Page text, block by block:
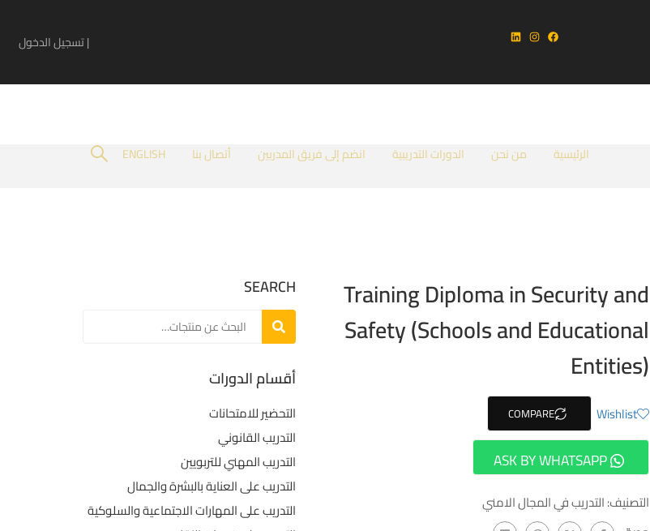
| تسجيل الدخول
الرئيسية من نحن الدورات التدريبية انضم إلى فريق المدربين أتصال بنا ENGLISH
Training Diploma in Security and
Safety (Schools and Educational
Entities)
Wishlist
COMPARE
ASK BY WHATSAPP
التصنيف:التدريب في المجال الامني
SEARCH
بحث
أقسام الدورات
التحضير للامتحانات
التدريب القانوني
التدريب المهني للتربويين
التدريب على العناية بالبشرة والجمال
التدريب على المهارات الاجتماعية والسلوكية